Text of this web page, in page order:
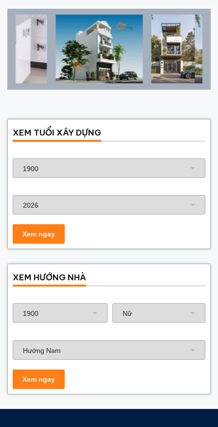
XEM TUỔI XÂY DỰNG
XEM HƯỚNG NHÀ